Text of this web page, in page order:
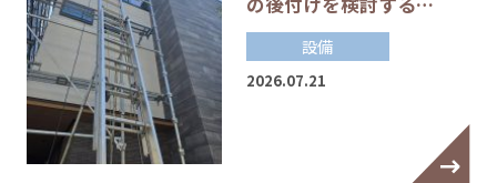
設備
2026.07.21